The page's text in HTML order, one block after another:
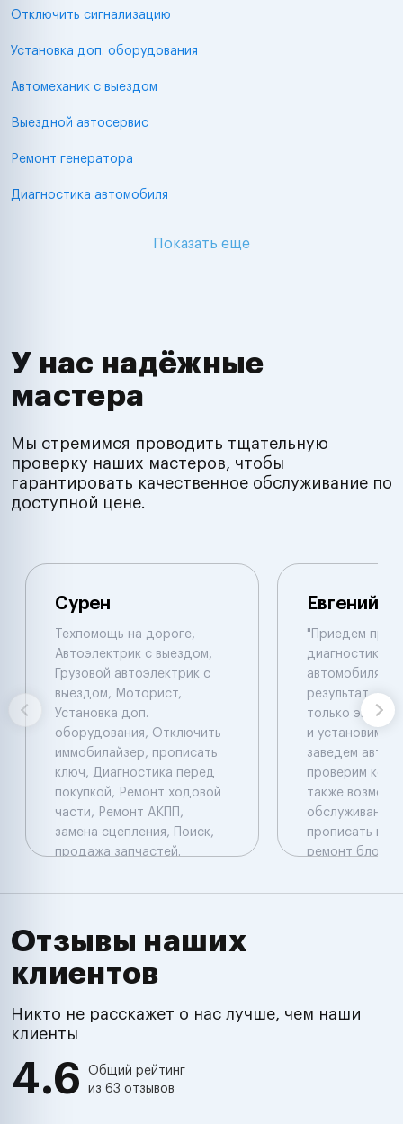
Отключить сигнализацию
Установка доп. оборудования
Автомеханик с выездом
Выездной автосервис
Ремонт генератора
Диагностика автомобиля
Показать еще
У нас надёжные
мастера
Мы стремимся проводить тщательную
проверку наших мастеров, чтобы
гарантировать качественное обслуживание по
доступной цене.
Сурен
Техпомощь на дороге,
Автоэлектрик с выездом,
Грузовой автоэлектрик с
выездом, Моторист,
Установка доп.
оборудования, Отключить
иммобилайзер, прописать
ключ, Диагностика перед
покупкой, Ремонт ходовой
части, Ремонт АКПП,
замена сцепления, Поиск,
продажа запчастей.
диагностика: Launch
Евгений
"Приедем
диагностику
автомобиля ,
результат ,
только
и установим
заведем
проверим
также
обслуживание
прописать
ремонт блоков
оборудование
комплекс ,
Отзывы наших
клиентов
Никто не расскажет о нас лучше, чем наши
клиенты
4.6
Общий рейтинг
из 63 отзывов